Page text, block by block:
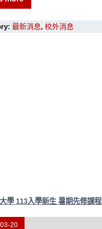
最新消息, 校外消息
學 113入學新生 暑期先修課程
20